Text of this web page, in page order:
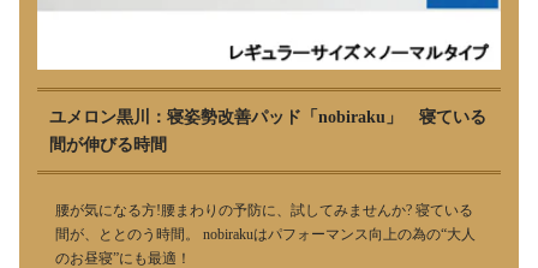
ユメロン黒川：寝姿勢改善パッド「nobiraku」 寝ている
間が伸びる時間
腰が気になる方!腰まわりの予防に、試してみませんか? 寝ている
間が、ととのう時間。 nobirakuはパフォーマンス向上の為の“大人
のお昼寝”にも最適！